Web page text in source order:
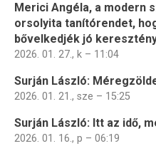
Merici Angéla, a modern
orsolyita tanítórendet,
bővelkedjék jó
2026. 01. 27., k – 11:04
Surján László:
2026. 01. 21., sze – 15:25
Surján László: Itt az idő,
2026. 01. 16., p – 06:19